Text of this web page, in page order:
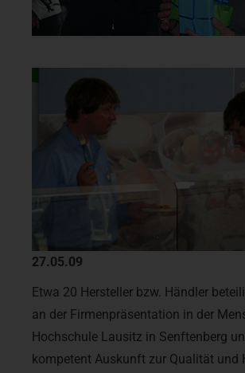
27.05.09
Etwa 20 Hersteller bzw. Händler
an der Firmenpräsentation in der
Hochschule Lausitz in Senftenberg
kompetent Auskunft zur Qualität und